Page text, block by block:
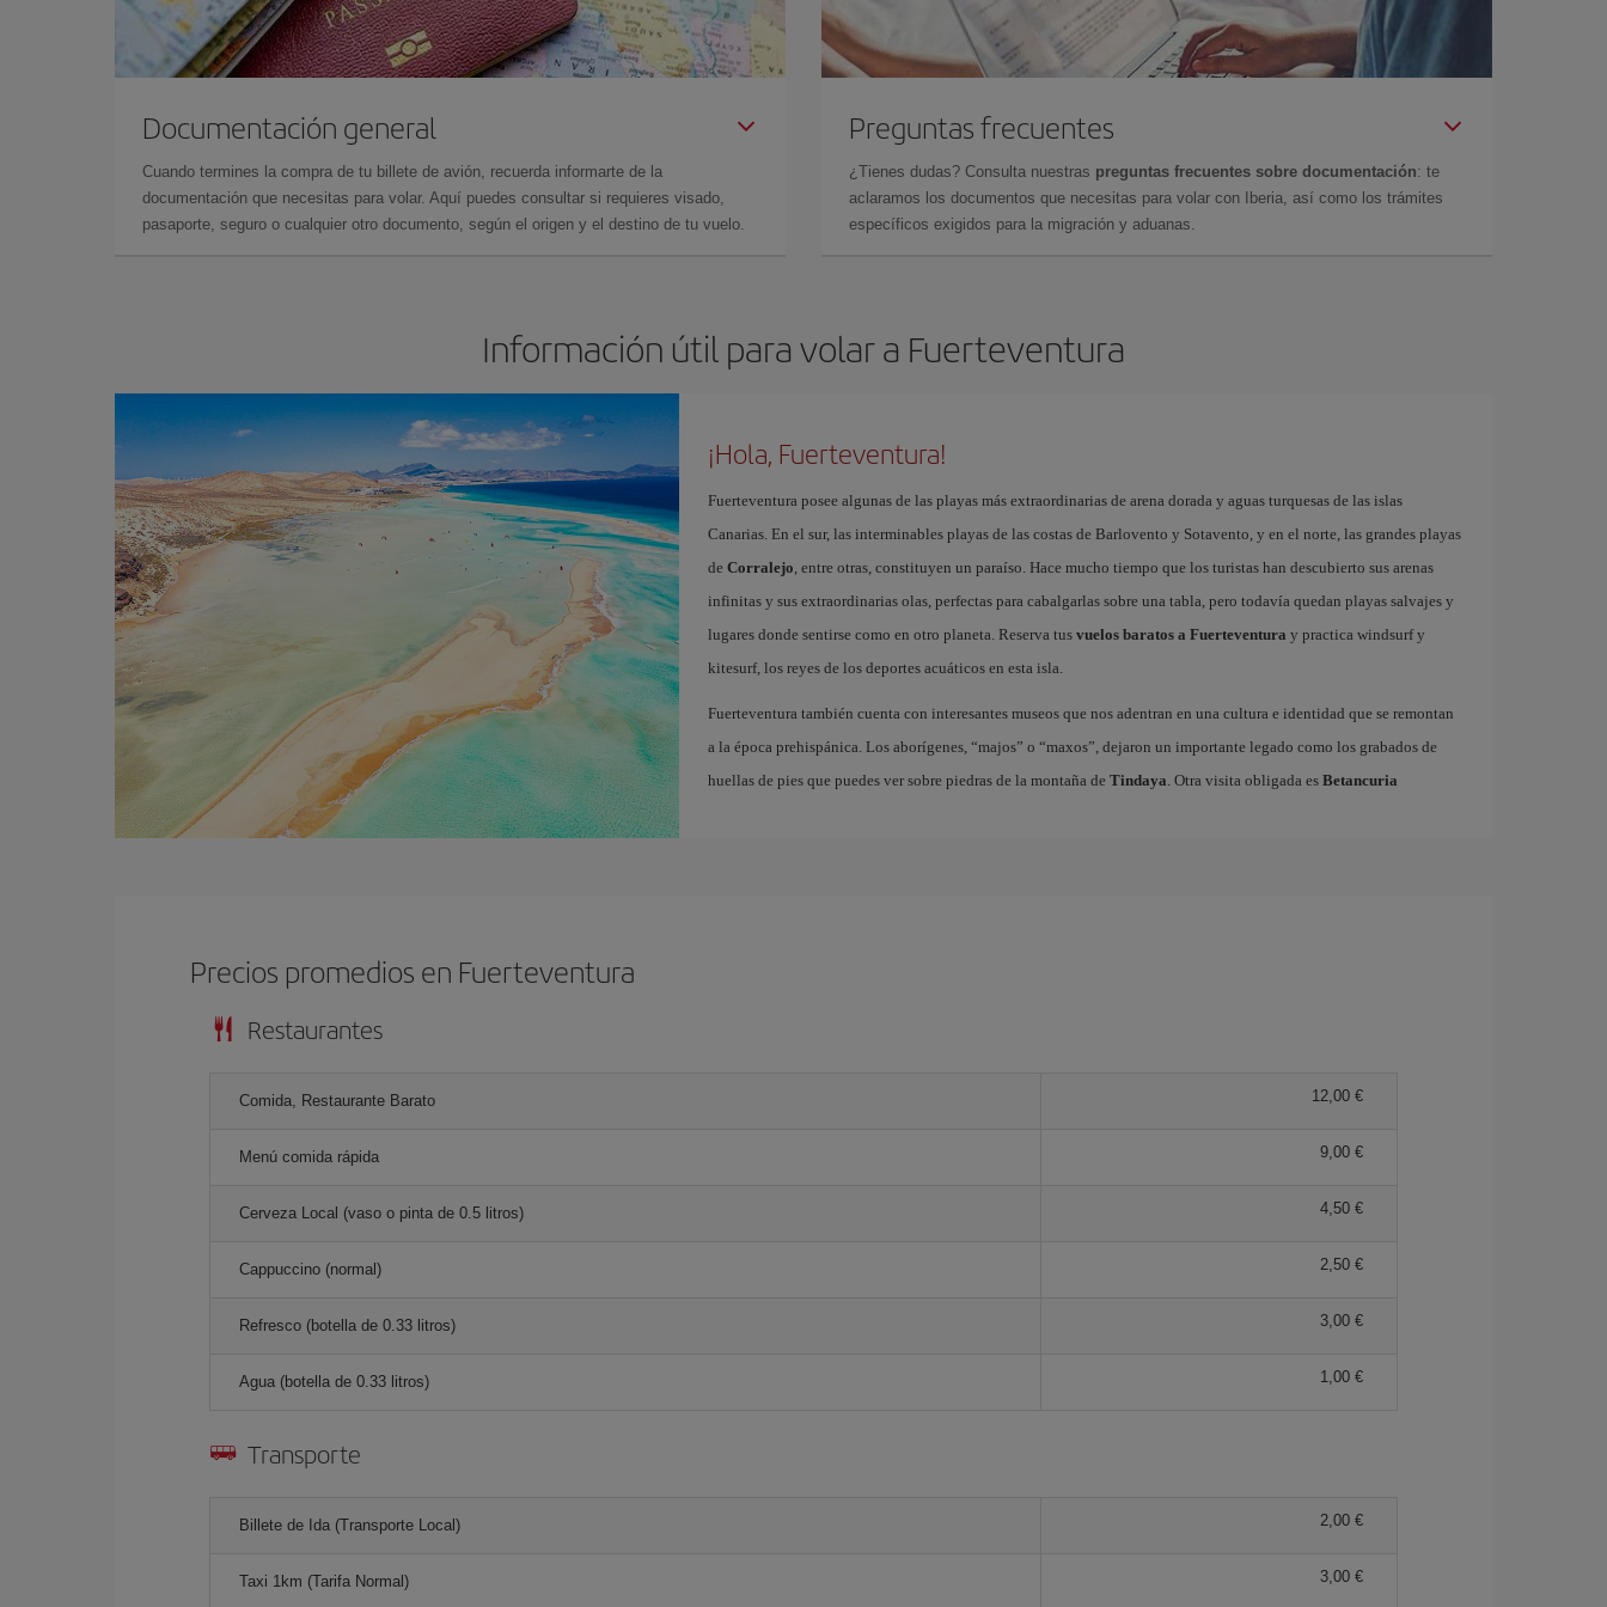
Documentación general
Cuando termines la compra de tu billete de avión, recuerda informarte de la
documentación que necesitas para volar. Aquí puedes consultar si requieres visado,
pasaporte, seguro o cualquier otro documento, según el origen y el destino de tu vuelo.
Preguntas frecuentes
¿Tienes dudas? Consulta nuestras preguntas frecuentes sobre documentación: te
aclaramos los documentos que necesitas para volar con Iberia, así como los trámites
específicos exigidos para la migración y aduanas.
Información útil para volar a Fuerteventura
¡Hola, Fuerteventura!
Fuerteventura posee algunas de las playas más extraordinarias de arena dorada y aguas turquesas de las islas
Canarias. En el sur, las interminables playas de las costas de Barlovento y Sotavento, y en el norte, las grandes playas
de Corralejo, entre otras, constituyen un paraíso. Hace mucho tiempo que los turistas han descubierto sus arenas
infinitas y sus extraordinarias olas, perfectas para cabalgarlas sobre una tabla, pero todavía quedan playas salvajes y
lugares donde sentirse como en otro planeta. Reserva tus vuelos baratos a Fuerteventura y practica windsurf y
kitesurf, los reyes de los deportes acuáticos en esta isla.
Fuerteventura también cuenta con interesantes museos que nos adentran en una cultura e identidad que se remontan
a la época prehispánica. Los aborígenes, “majos” o “maxos”, dejaron un importante legado como los grabados de
huellas de pies que puedes ver sobre piedras de la montaña de Tindaya. Otra visita obligada es Betancuria
Precios promedios en Fuerteventura
Restaurantes
Comida, Restaurante Barato 12,00 €
Menú comida rápida 9,00 €
Cerveza Local (vaso o pinta de 0.5 litros) 4,50 €
Cappuccino (normal) 2,50 €
Refresco (botella de 0.33 litros) 3,00 €
Agua (botella de 0.33 litros) 1,00 €
Transporte
Billete de Ida (Transporte Local) 2,00 €
Taxi 1km (Tarifa Normal) 3,00 €